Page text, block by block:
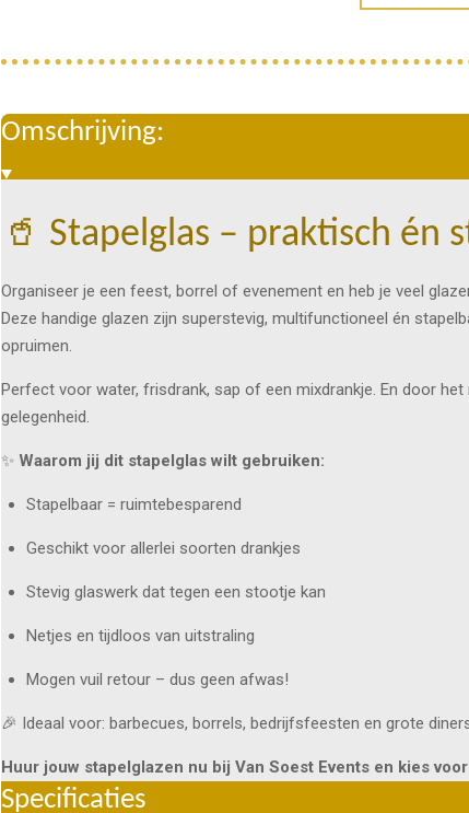
Omschrijving:
🥤 Stapelglas – praktisch én
Organiseer je een feest, borrel of evenement en heb je veel
Deze handige glazen zijn superstevig, multifunctioneel én
opruimen.
Perfect voor water, frisdrank, sap of een mixdrankje. En door
gelegenheid.
✨ Waarom jij dit stapelglas wilt gebruiken:
Stapelbaar = ruimtebesparend
Geschikt voor allerlei soorten drankjes
Stevig glaswerk dat tegen een stootje kan
Netjes en tijdloos van uitstraling
Mogen vuil retour – dus geen afwas!
🎉 Ideaal voor: barbecues, borrels, bedrijfsfeesten en grote
Huur jouw stapelglazen nu bij Van Soest Events en kies
Specificaties